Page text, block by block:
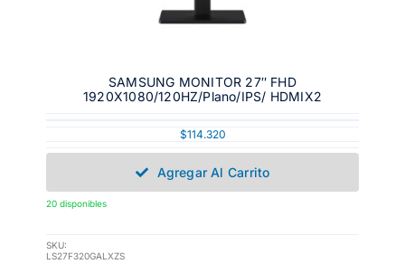
SAMSUNG MONITOR 27″ FHD
1920X1080/120HZ/Plano/IPS/ HDMIX2
$114.320
Agregar Al Carrito
20 disponibles
SKU:
LS27F320GALXZS